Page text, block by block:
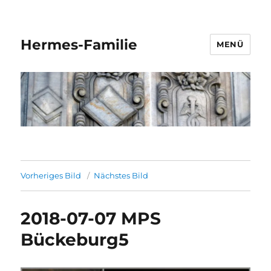
Hermes-Familie MENÜ
Vorheriges Bild Nächstes Bild
2018-07-07 MPS
Bückeburg5